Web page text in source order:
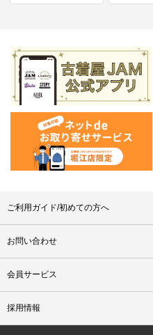
ご利用ガイド/初めての方へ
お問い合わせ
会員サービス
採用情報